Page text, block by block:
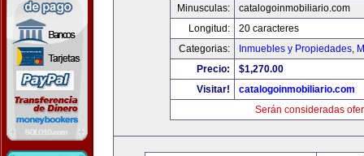
Minusculas:
catalogoinmobiliario.com
Longitud:
20 caracteres
Categorias:
Inmuebles y Propiedades,
Precio:
$1,270.00
Visitar!
catalogoinmobiliario.com
Serán consideradas